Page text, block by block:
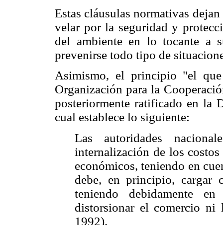
Estas cláusulas normativas
velar por la seguridad y
del ambiente en lo tocante a
prevenirse todo tipo de
Asimismo, el principio "el
Organización para la
posteriormente ratificado en la
cual establece lo siguiente:
Las autoridades
internalización de los
económicos, teniendo en
debe, en principio, cargar
teniendo debidamente
distorsionar el comercio ni
1992).